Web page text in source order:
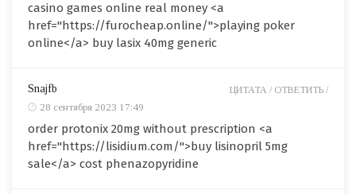
casino games online real money <a
href="https://furocheap.online/">playing poker
online</a> buy lasix 40mg generic
Snajfb
28 сентября 2023 17:49
order protonix 20mg without prescription <a
href="https://lisidium.com/">buy lisinopril 5mg
sale</a> cost phenazopyridine
ЦИТАТА / ОТВЕТИТЬ /